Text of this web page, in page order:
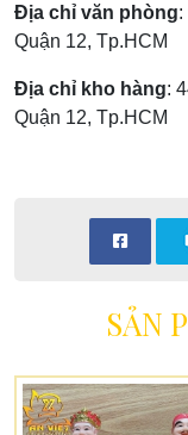
Địa chỉ văn phòng:
Quận 12, Tp.HCM
Địa chỉ kho hàng:
Quận 12, Tp.HCM
SẢN